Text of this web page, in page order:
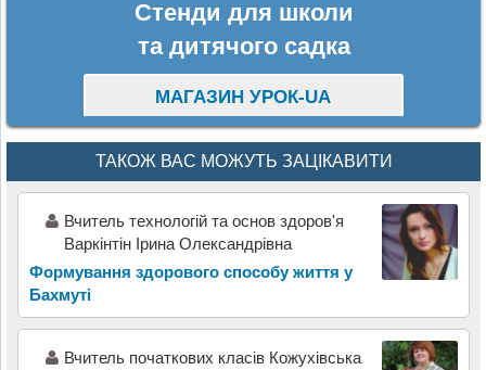
Стенди для школи
та дитячого садка
МАГАЗИН УРОК-UA
ТАКОЖ ВАС МОЖУТЬ ЗАЦІКАВИТИ
Вчитель технологій та основ здоров'я
Варкінтін Ірина Олександрівна
Формування здорового способу життя у
Бахмуті
Вчитель початкових класів Кожухівська